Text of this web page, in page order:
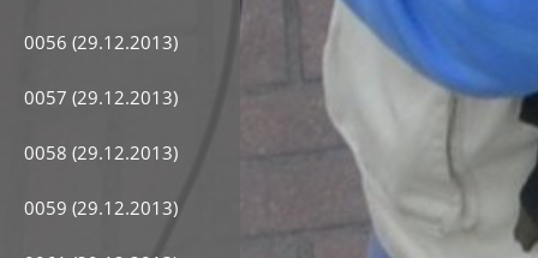
0056 (29.12.2013)
0057 (29.12.2013)
0058 (29.12.2013)
0059 (29.12.2013)